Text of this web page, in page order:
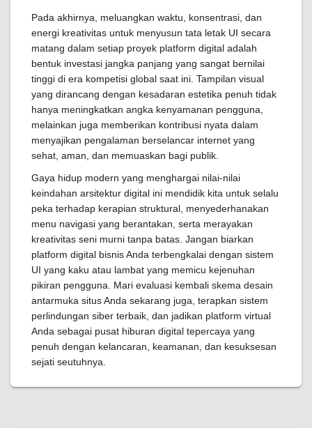
Pada akhirnya, meluangkan waktu, konsentrasi, dan
energi kreativitas untuk menyusun tata letak UI secara
matang dalam setiap proyek platform digital adalah
bentuk investasi jangka panjang yang sangat bernilai
tinggi di era kompetisi global saat ini. Tampilan visual
yang dirancang dengan kesadaran estetika penuh tidak
hanya meningkatkan angka kenyamanan pengguna,
melainkan juga memberikan kontribusi nyata dalam
menyajikan pengalaman berselancar internet yang
sehat, aman, dan memuaskan bagi publik.
Gaya hidup modern yang menghargai nilai-nilai
keindahan arsitektur digital ini mendidik kita untuk selalu
peka terhadap kerapian struktural, menyederhanakan
menu navigasi yang berantakan, serta merayakan
kreativitas seni murni tanpa batas. Jangan biarkan
platform digital bisnis Anda terbengkalai dengan sistem
UI yang kaku atau lambat yang memicu kejenuhan
pikiran pengguna. Mari evaluasi kembali skema desain
antarmuka situs Anda sekarang juga, terapkan sistem
perlindungan siber terbaik, dan jadikan platform virtual
Anda sebagai pusat hiburan digital tepercaya yang
penuh dengan kelancaran, keamanan, dan kesuksesan
sejati seutuhnya.